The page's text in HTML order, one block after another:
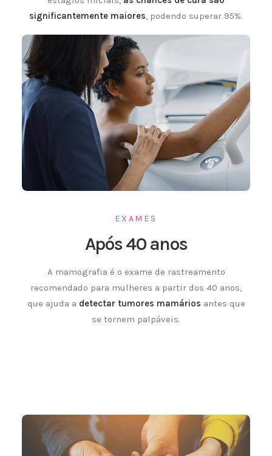
significantemente maiores, podendo superar 95%.
EXAMES
Após 40 anos
A mamografia é o exame de rastreamento
recomendado para mulheres a partir dos 40 anos,
que ajuda a detectar tumores mamários antes que
se tornem palpáveis.